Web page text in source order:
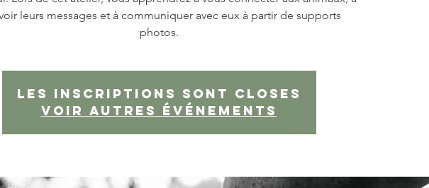
leurs messages et à communiquer avec eux à partir de supports
photos.
Les inscriptions sont closes
Voir autres événements